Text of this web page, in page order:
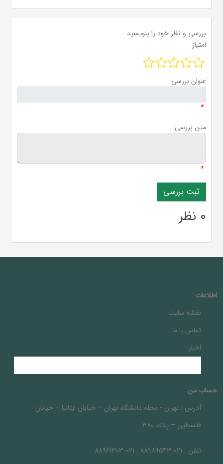
بررسی و نظر خود را بنویسید
امتیاز
عنوان بررسی
*
متن بررسی
*
0 نظر
اطلاعات
نقشه سایت
تماس با ما
اخبار
حساب من
آدرس : تهران - محله دانشگاه تهران – خيابان ايتاليا – خيابان
فلسطين – پلاك 380
تلفن : 021-88989543 , 021-88961303